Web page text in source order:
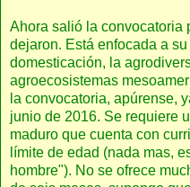
Ahora salió la convocatoria
dejaron. Está enfocada a
domesticación, la
agroecosistemas
la convocatoria, apúrense,
junio de 2016. Se requiere
maduro que cuenta con
límite de edad (nada mas,
hombre"). No se ofrece